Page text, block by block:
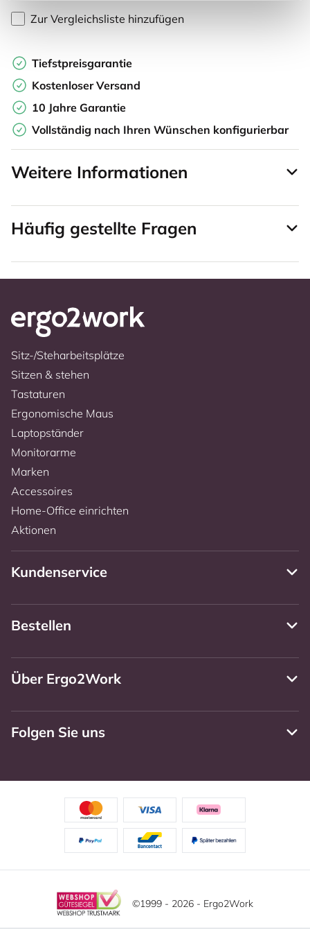
Zur Vergleichsliste hinzufügen
Tiefstpreisgarantie
Kostenloser Versand
10 Jahre Garantie
Vollständig nach Ihren Wünschen konfigurierbar
Weitere Informationen
Häufig gestellte Fragen
Sitz-/Steharbeitsplätze
Sitzen & stehen
Tastaturen
Ergonomische Maus
Laptopständer
Monitorarme
Marken
Accessoires
Home-Office einrichten
Aktionen
Kundenservice
Bestellen
Über Ergo2Work
Folgen Sie uns
©1999 - 2026 - Ergo2Work